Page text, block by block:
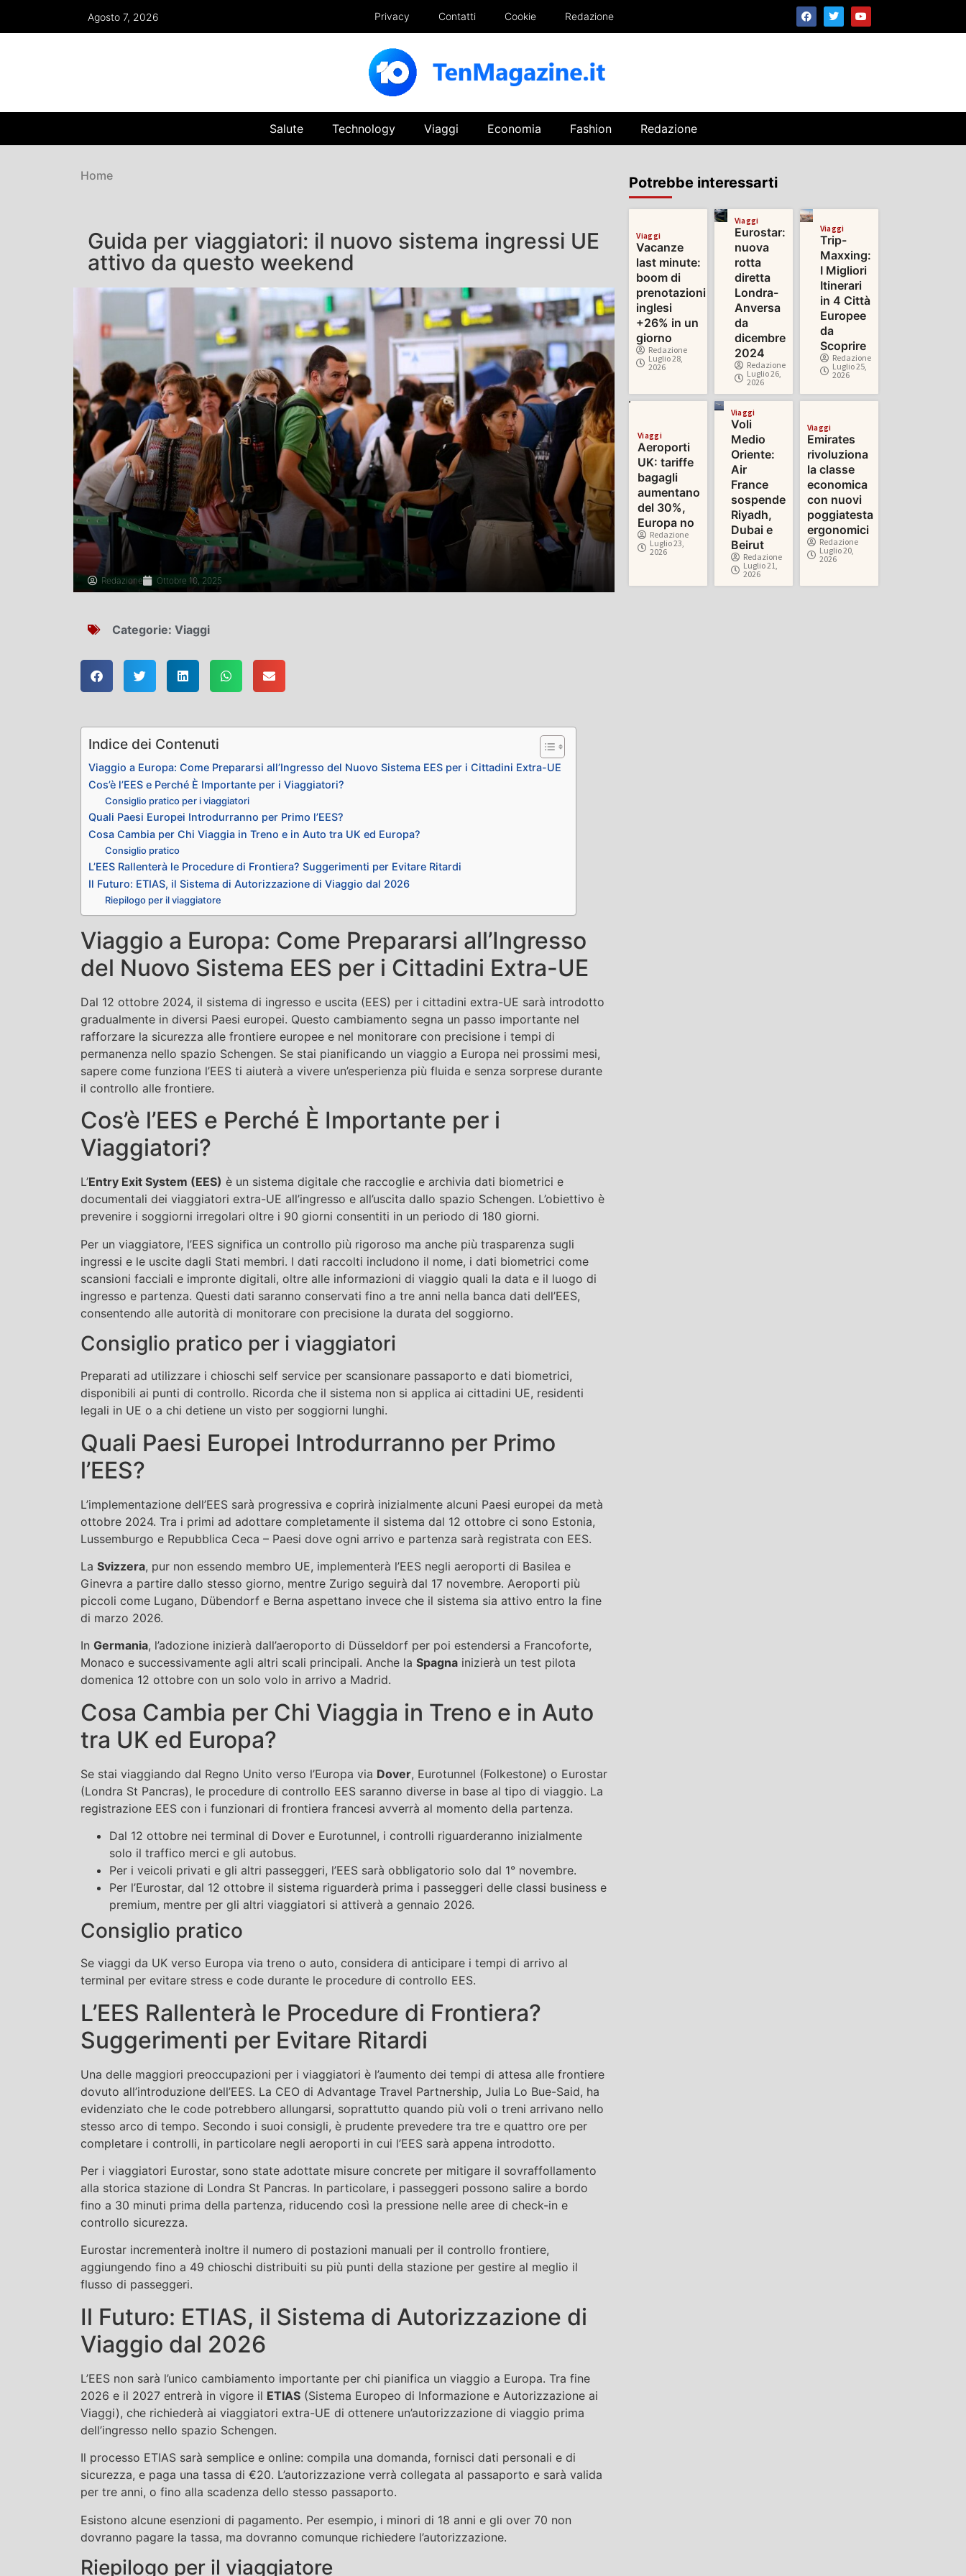
Agosto 7, 2026 Privacy Contatti Cookie Redazione
Salute Technology Viaggi Economia Fashion Redazione
Home
Guida per viaggiatori: il nuovo sistema ingressi UE
attivo da questo weekend
Redazione Ottobre 10, 2025
Categorie: Viaggi
Indice dei Contenuti
Viaggio a Europa: Come Prepararsi all’Ingresso del Nuovo Sistema EES per i Cittadini Extra-UE
Cos’è l’EES e Perché È Importante per i Viaggiatori?
Consiglio pratico per i viaggiatori
Quali Paesi Europei Introdurranno per Primo l’EES?
Cosa Cambia per Chi Viaggia in Treno e in Auto tra UK ed Europa?
Consiglio pratico
L’EES Rallenterà le Procedure di Frontiera? Suggerimenti per Evitare Ritardi
Il Futuro: ETIAS, il Sistema di Autorizzazione di Viaggio dal 2026
Riepilogo per il viaggiatore
Viaggio a Europa: Come Prepararsi all’Ingresso
del Nuovo Sistema EES per i Cittadini Extra-UE
Dal 12 ottobre 2024, il sistema di ingresso e uscita (EES) per i cittadini extra-UE sarà introdotto
gradualmente in diversi Paesi europei. Questo cambiamento segna un passo importante nel
rafforzare la sicurezza alle frontiere europee e nel monitorare con precisione i tempi di
permanenza nello spazio Schengen. Se stai pianificando un viaggio a Europa nei prossimi mesi,
sapere come funziona l’EES ti aiuterà a vivere un’esperienza più fluida e senza sorprese durante
il controllo alle frontiere.
Cos’è l’EES e Perché È Importante per i
Viaggiatori?
L’Entry Exit System (EES) è un sistema digitale che raccoglie e archivia dati biometrici e
documentali dei viaggiatori extra-UE all’ingresso e all’uscita dallo spazio Schengen. L’obiettivo è
prevenire i soggiorni irregolari oltre i 90 giorni consentiti in un periodo di 180 giorni.
Per un viaggiatore, l’EES significa un controllo più rigoroso ma anche più trasparenza sugli
ingressi e le uscite dagli Stati membri. I dati raccolti includono il nome, i dati biometrici come
scansioni facciali e impronte digitali, oltre alle informazioni di viaggio quali la data e il luogo di
ingresso e partenza. Questi dati saranno conservati fino a tre anni nella banca dati dell’EES,
consentendo alle autorità di monitorare con precisione la durata del soggiorno.
Consiglio pratico per i viaggiatori
Preparati ad utilizzare i chioschi self service per scansionare passaporto e dati biometrici,
disponibili ai punti di controllo. Ricorda che il sistema non si applica ai cittadini UE, residenti
legali in UE o a chi detiene un visto per soggiorni lunghi.
Quali Paesi Europei Introdurranno per Primo
l’EES?
L’implementazione dell’EES sarà progressiva e coprirà inizialmente alcuni Paesi europei da metà
ottobre 2024. Tra i primi ad adottare completamente il sistema dal 12 ottobre ci sono Estonia,
Lussemburgo e Repubblica Ceca – Paesi dove ogni arrivo e partenza sarà registrata con EES.
La Svizzera, pur non essendo membro UE, implementerà l’EES negli aeroporti di Basilea e
Ginevra a partire dallo stesso giorno, mentre Zurigo seguirà dal 17 novembre. Aeroporti più
piccoli come Lugano, Dübendorf e Berna aspettano invece che il sistema sia attivo entro la fine
di marzo 2026.
In Germania, l’adozione inizierà dall’aeroporto di Düsseldorf per poi estendersi a Francoforte,
Monaco e successivamente agli altri scali principali. Anche la Spagna inizierà un test pilota
domenica 12 ottobre con un solo volo in arrivo a Madrid.
Cosa Cambia per Chi Viaggia in Treno e in Auto
tra UK ed Europa?
Se stai viaggiando dal Regno Unito verso l’Europa via Dover, Eurotunnel (Folkestone) o Eurostar
(Londra St Pancras), le procedure di controllo EES saranno diverse in base al tipo di viaggio. La
registrazione EES con i funzionari di frontiera francesi avverrà al momento della partenza.
Dal 12 ottobre nei terminal di Dover e Eurotunnel, i controlli riguarderanno inizialmente
solo il traffico merci e gli autobus.
Per i veicoli privati e gli altri passeggeri, l’EES sarà obbligatorio solo dal 1° novembre.
Per l’Eurostar, dal 12 ottobre il sistema riguarderà prima i passeggeri delle classi business e
premium, mentre per gli altri viaggiatori si attiverà a gennaio 2026.
Consiglio pratico
Se viaggi da UK verso Europa via treno o auto, considera di anticipare i tempi di arrivo al
terminal per evitare stress e code durante le procedure di controllo EES.
L’EES Rallenterà le Procedure di Frontiera?
Suggerimenti per Evitare Ritardi
Una delle maggiori preoccupazioni per i viaggiatori è l’aumento dei tempi di attesa alle frontiere
dovuto all’introduzione dell’EES. La CEO di Advantage Travel Partnership, Julia Lo Bue-Said, ha
evidenziato che le code potrebbero allungarsi, soprattutto quando più voli o treni arrivano nello
stesso arco di tempo. Secondo i suoi consigli, è prudente prevedere tra tre e quattro ore per
completare i controlli, in particolare negli aeroporti in cui l’EES sarà appena introdotto.
Per i viaggiatori Eurostar, sono state adottate misure concrete per mitigare il sovraffollamento
alla storica stazione di Londra St Pancras. In particolare, i passeggeri possono salire a bordo
fino a 30 minuti prima della partenza, riducendo così la pressione nelle aree di check-in e
controllo sicurezza.
Eurostar incrementerà inoltre il numero di postazioni manuali per il controllo frontiere,
aggiungendo fino a 49 chioschi distribuiti su più punti della stazione per gestire al meglio il
flusso di passeggeri.
Il Futuro: ETIAS, il Sistema di Autorizzazione di
Viaggio dal 2026
L’EES non sarà l’unico cambiamento importante per chi pianifica un viaggio a Europa. Tra fine
2026 e il 2027 entrerà in vigore il ETIAS (Sistema Europeo di Informazione e Autorizzazione ai
Viaggi), che richiederà ai viaggiatori extra-UE di ottenere un’autorizzazione di viaggio prima
dell’ingresso nello spazio Schengen.
Il processo ETIAS sarà semplice e online: compila una domanda, fornisci dati personali e di
sicurezza, e paga una tassa di €20. L’autorizzazione verrà collegata al passaporto e sarà valida
per tre anni, o fino alla scadenza dello stesso passaporto.
Esistono alcune esenzioni di pagamento. Per esempio, i minori di 18 anni e gli over 70 non
dovranno pagare la tassa, ma dovranno comunque richiedere l’autorizzazione.
Riepilogo per il viaggiatore
Potrebbe interessarti
Viaggi
Vacanze
last minute:
boom di
prenotazioni
inglesi
+26% in un
giorno
Redazione
Luglio 28,
2026
Viaggi
Eurostar:
nuova
rotta
diretta
Londra-
Anversa
da
dicembre
2024
Redazione
Luglio 26,
2026
Viaggi
Trip-
Maxxing:
I Migliori
Itinerari
in 4 Città
Europee
da
Scoprire
Redazione
Luglio 25,
2026
Viaggi
Aeroporti
UK: tariffe
bagagli
aumentano
del 30%,
Europa no
Redazione
Luglio 23,
2026
Viaggi
Voli
Medio
Oriente:
Air
France
sospende
Riyadh,
Dubai e
Beirut
Redazione
Luglio 21,
2026
Viaggi
Emirates
rivoluziona
la classe
economica
con nuovi
poggiatesta
ergonomici
Redazione
Luglio 20,
2026